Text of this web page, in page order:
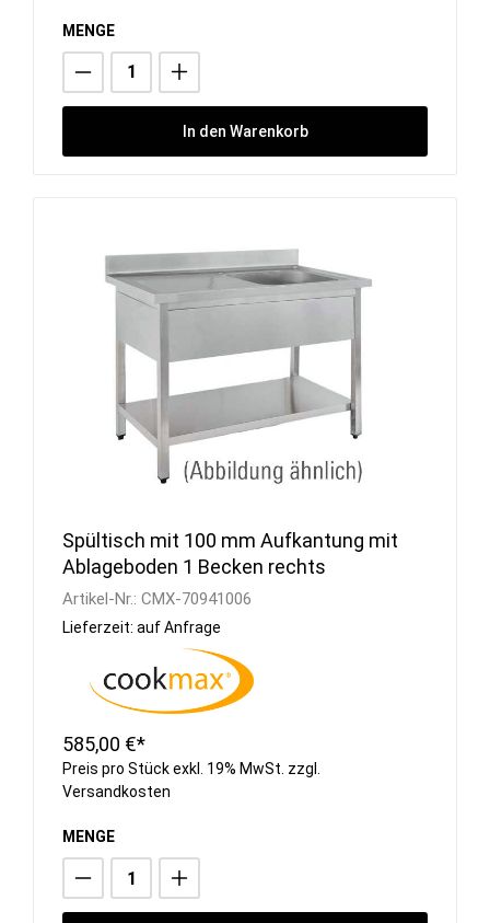
MENGE
In den Warenkorb
Spültisch mit 100 mm Aufkantung mit
Ablageboden 1 Becken rechts
Artikel-Nr.: CMX-70941006
Lieferzeit: auf Anfrage
585,00 €*
Preis pro Stück exkl. 19% MwSt. zzgl.
Versandkosten
MENGE